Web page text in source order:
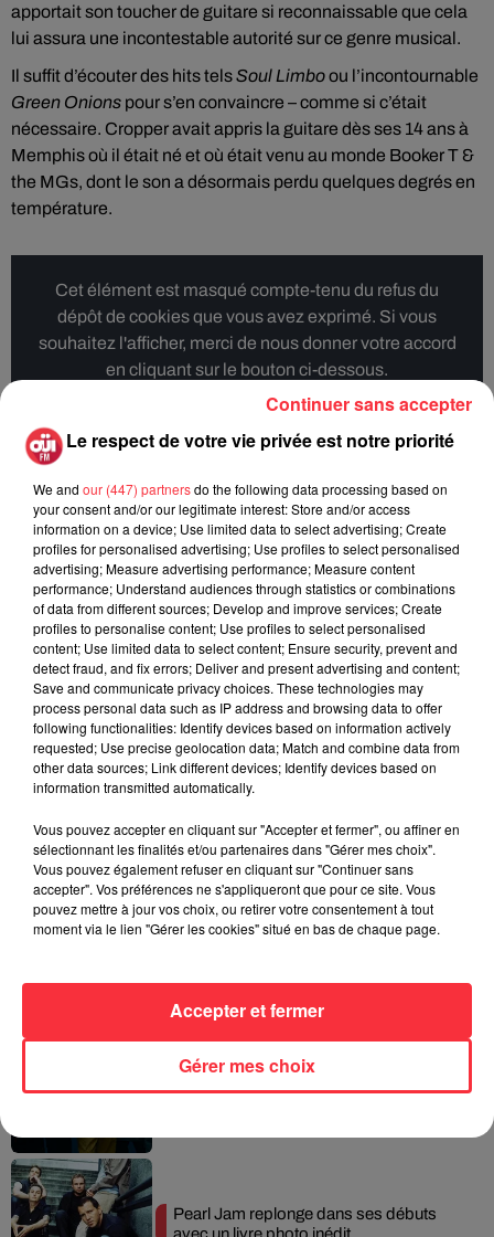
apportait son toucher de guitare si reconnaissable que cela
lui assura une incontestable autorité sur ce genre musical.
Il suffit d’écouter des hits telsSoul Limboou l’incontournable
Green Onions pour s’en convaincre – comme si c’était
nécessaire. Cropper avait appris la guitare dès ses 14 ans à
Memphis où il était né et où était venu au monde Booker T &
the MGs, dont le son a désormais perdu quelques degrés en
température.
Cet élément est masqué compte-tenu du refus du
dépôt de cookies que vous avez exprimé. Si vous
souhaitez l'afficher, merci de nous donner votre accord
en cliquant sur le bouton ci-dessous.
Rock News
La version réécrite de « Beautiful Day »
interprétée lors des...
Weezer prépare la sortie de son nouvel
album en dévoilant une...
Queens of the Stone Age lance une ligne
téléphonique pour...
Linkin Park annonce son arrivée au
cinéma avec « Unshatter »
Pearl Jam replonge dans ses débuts
avec un livre photo inédit
Le respect de votre vie privée est notre priorité
We and our (447) partnersdo the following data processing based on
your consent and/or our legitimate interest: Store and/or access
information on a device; Use limited data to select advertising; Create
profiles for personalised advertising; Use profiles to select personalised
advertising; Measure advertising performance; Measure content
performance; Understand audiences through statistics or combinations
of data from different sources; Develop and improve services; Create
profiles to personalise content; Use profiles to select personalised
content; Use limited data to select content; Ensure security, prevent and
detect fraud, and fix errors; Deliver and present advertising and content;
Save and communicate privacy choices. These technologies may
process personal data such as IP address and browsing data to offer
following functionalities: Identify devices based on information actively
requested; Use precise geolocation data; Match and combine data from
other data sources; Link different devices; Identify devices based on
information transmitted automatically.
Vous pouvez accepter en cliquant sur "Accepter et fermer", ou affiner en
sélectionnant les finalités et/ou partenaires dans "Gérer mes choix".
Vous pouvez également refuser en cliquant sur "Continuer sans
accepter". Vos préférences ne s'appliqueront que pour ce site. Vous
pouvez mettre à jour vos choix, ou retirer votre consentement à tout
moment via le lien "Gérer les cookies" situé en bas de chaque page.
Gérer mes choix
Accepter et fermer
Continuer sans accepter